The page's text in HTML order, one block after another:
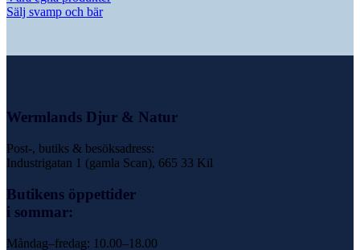
Sälj svamp och bär
Wermlands Djur & Natur
Post-, butiks & besöksadress:
Industrigatan 1 (gamla Scan), 665 33 Kil
Butikens öppettider
i sommar:
Måndag–fredag: 10.00–18.00